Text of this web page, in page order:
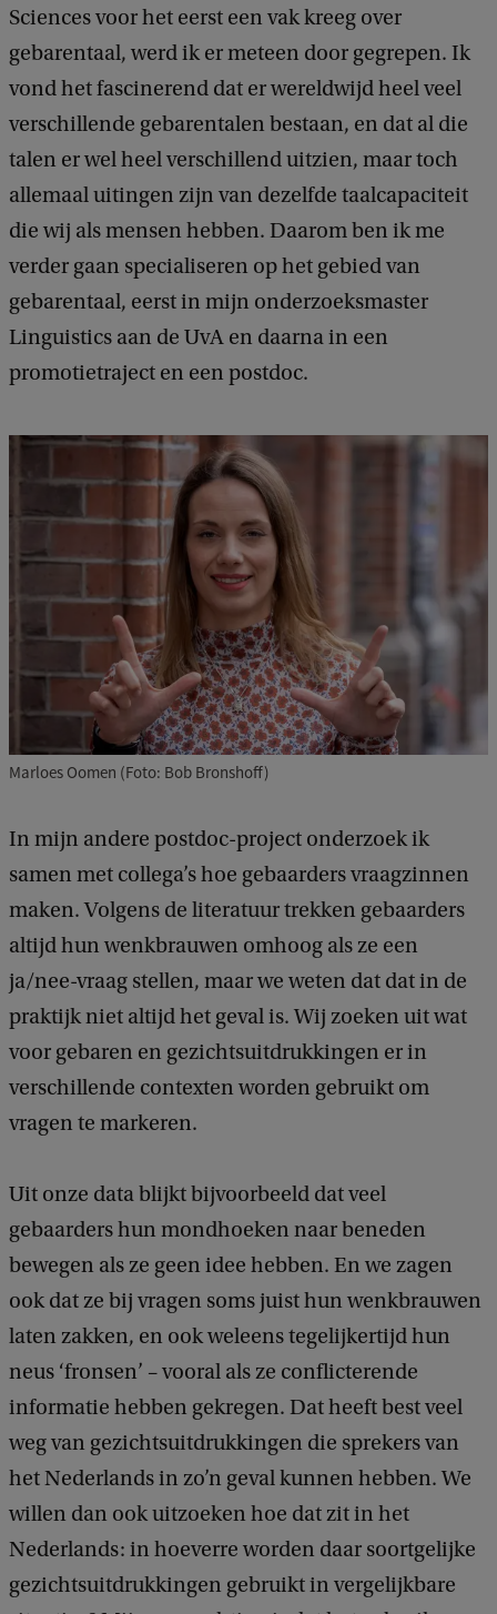
e
e
f
t
r
e
i
s
i
n
f
m
a
t
e
e
d
e
r
l
a
n
d
s
G
e
b
a
r
e
n
t
a
a
l
w
Sciences voor het eerst een vak kreeg over
gebarentaal, werd ik er meteen door gegrepen. Ik
vond het fascinerend dat er wereldwijd heel veel
verschillende gebarentalen bestaan, en dat al die
talen er wel heel verschillend uitzien, maar toch
allemaal uitingen zijn van dezelfde taalcapaciteit
die wij als mensen hebben. Daarom ben ik me
verder gaan specialiseren op het gebied van
gebarentaal, eerst in mijn onderzoeksmaster
Linguistics aan de UvA en daarna in een
promotietraject en een postdoc.
Marloes Oomen (Foto: Bob Bronshoff)
In mijn andere postdoc-project onderzoek ik
samen met collega’s hoe gebaarders vraagzinnen
maken. Volgens de literatuur trekken gebaarders
altijd hun wenkbrauwen omhoog als ze een
ja/nee-vraag stellen, maar we weten dat dat in de
praktijk niet altijd het geval is. Wij zoeken uit wat
voor gebaren en gezichtsuitdrukkingen er in
verschillende contexten worden gebruikt om
vragen te markeren.
Uit onze data blijkt bijvoorbeeld dat veel
gebaarders hun mondhoeken naar beneden
bewegen als ze geen idee hebben. En we zagen
ook dat ze bij vragen soms juist hun wenkbrauwen
laten zakken, en ook weleens tegelijkertijd hun
neus ‘fronsen’ – vooral als ze conflicterende
informatie hebben gekregen. Dat heeft best veel
weg van gezichtsuitdrukkingen die sprekers van
het Nederlands in zo’n geval kunnen hebben. We
willen dan ook uitzoeken hoe dat zit in het
Nederlands: in hoeverre worden daar soortgelijke
gezichtsuitdrukkingen gebruikt in vergelijkbare
k